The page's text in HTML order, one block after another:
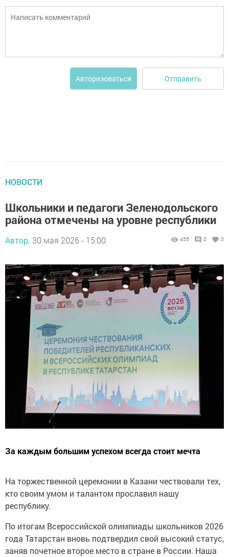
Авторизоваться Отправить
НОВОСТИ
Школьники и педагоги Зеленодольского
района отмечены на уровне республики
Автор, 30 мая 2026 - 15:00 455 0 0
За каждым большим успехом всегда стоит мечта
На торжественной церемонии в Казани чествовали тех,
кто своим умом и талантом прославил нашу
республику.
По итогам Всероссийской олимпиады школьников 2026
года Татарстан вновь подтвердил свой высокий статус,
заняв почетное второе место в стране в России. Наша